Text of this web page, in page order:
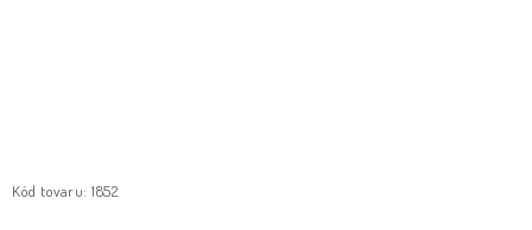
Kód tovaru: 1852